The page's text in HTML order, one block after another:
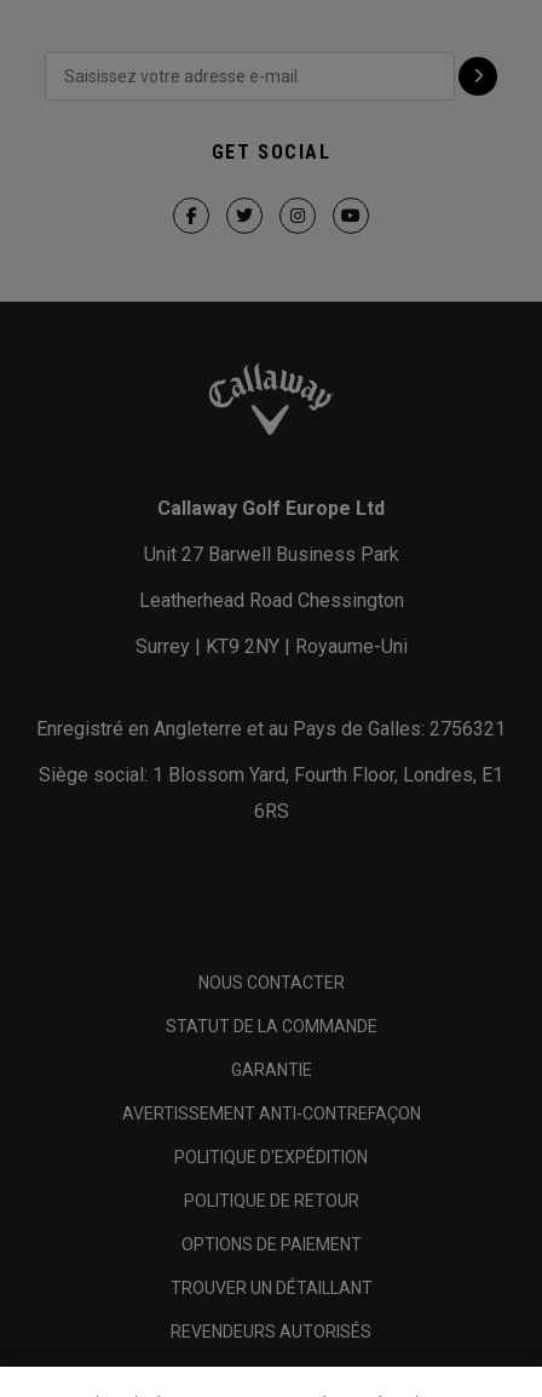
GET SOCIAL
Callaway Golf Europe Ltd
Unit 27 Barwell Business Park
Leatherhead Road Chessington
Surrey | KT9 2NY | Royaume-Uni
Enregistré en Angleterre et au Pays de Galles: 2756321
Siège social: 1 Blossom Yard, Fourth Floor, Londres, E1
6RS
NOUS CONTACTER
STATUT DE LA COMMANDE
GARANTIE
AVERTISSEMENT ANTI-CONTREFAÇON
POLITIQUE D'EXPÉDITION
POLITIQUE DE RETOUR
OPTIONS DE PAIEMENT
TROUVER UN DÉTAILLANT
REVENDEURS AUTORISÉS